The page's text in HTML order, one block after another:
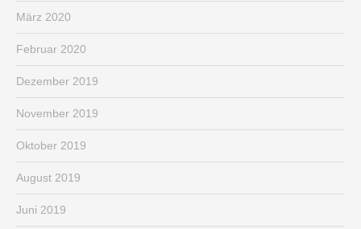
März 2020
Februar 2020
Dezember 2019
November 2019
Oktober 2019
August 2019
Juni 2019